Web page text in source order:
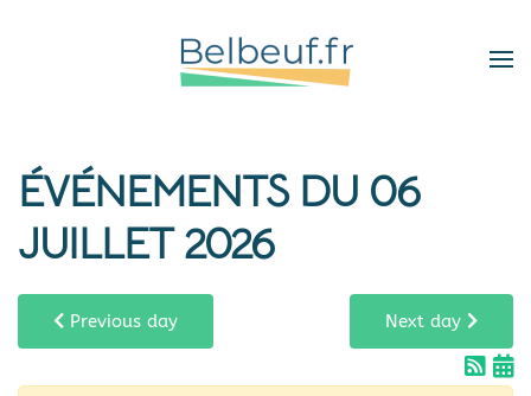
ÉVÉNEMENTS DU 06
JUILLET 2026
Previous day Next day